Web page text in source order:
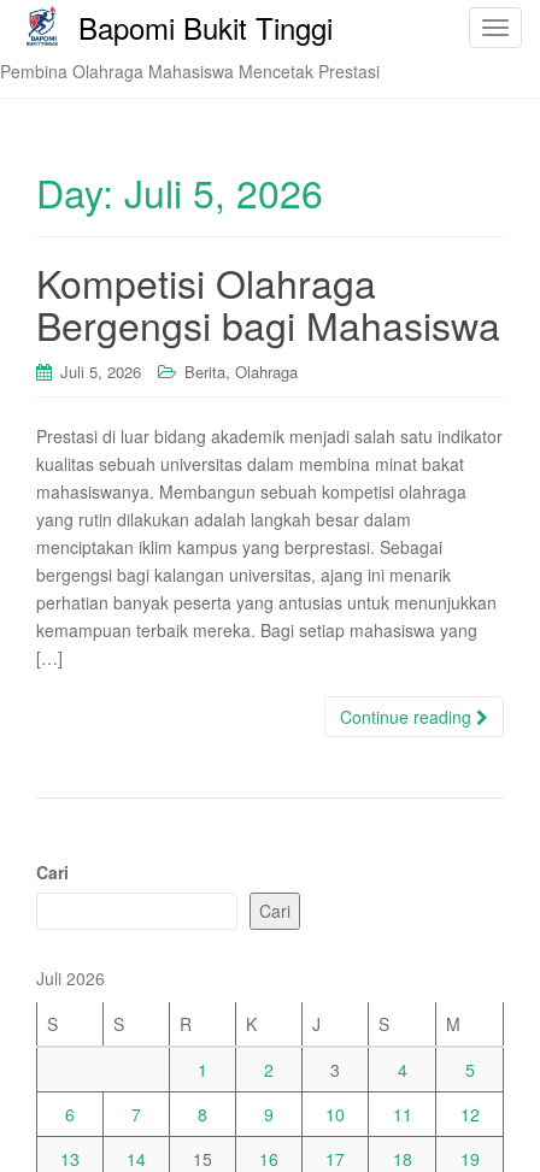
T
a
n
Bapomi Bukit Tinggi
Pembina Olahraga Mahasiswa Mencetak Prestasi
Day: Juli 5, 2026
Kompetisi Olahraga
Bergengsi bagi Mahasiswa
Juli 5, 2026 Berita, Olahraga
Prestasi di luar bidang akademik menjadi salah satu indikator
kualitas sebuah universitas dalam membina minat bakat
mahasiswanya. Membangun sebuah kompetisi olahraga
yang rutin dilakukan adalah langkah besar dalam
menciptakan iklim kampus yang berprestasi. Sebagai
bergengsi bagi kalangan universitas, ajang ini menarik
perhatian banyak peserta yang antusias untuk menunjukkan
kemampuan terbaik mereka. Bagi setiap mahasiswa yang
[…]
Continue reading
Cari
Cari
Juli 2026
S
S R K J S
M
1
2 3 4
5
6
7 8 9 10 11
12
13
14 15 16 17 18
19